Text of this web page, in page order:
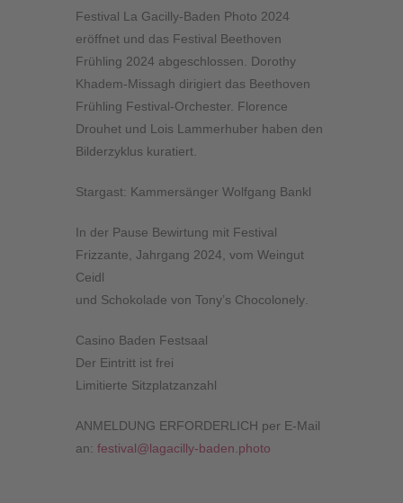
Festival La Gacilly-Baden Photo 2024
eröffnet und das Festival Beethoven
Frühling 2024 abgeschlossen. Dorothy
Khadem-Missagh dirigiert das Beethoven
Frühling Festival-Orchester. Florence
Drouhet und Lois Lammerhuber haben den
Bilderzyklus kuratiert.
Stargast: Kammersänger Wolfgang Bankl
In der Pause Bewirtung mit Festival
Frizzante, Jahrgang 2024, vom Weingut
Ceidl
und Schokolade von Tony’s Chocolonely
Casino Baden Festsaal
Der Eintritt ist frei
Limitierte Sitzplatzanzahl
ANMELDUNG ERFORDERLICH per E-Mail
an: festival@lagacilly-baden.photo